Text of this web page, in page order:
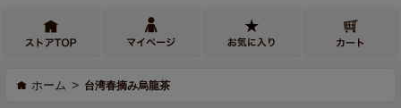
ホーム > 台湾春摘み烏龍茶